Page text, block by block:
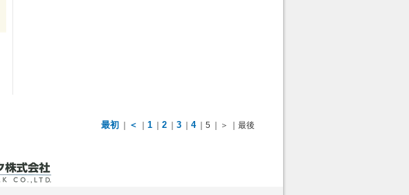
最初 ＜ 1 2 3 4 ｜5 ｜＞ ｜最後